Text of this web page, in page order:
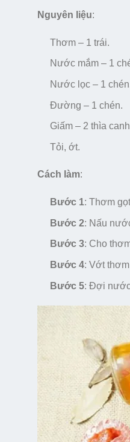
Nguyên liệu:
Thơm – 1 trái.
Nước mắm – 1
Nước lọc – 1
Đường – 1 chén.
Giấm – 2 thìa
Tỏi, ớt.
Cách làm:
Bước 1: Thơm
Bước 2: Nấu
Bước 3: Cho
Bước 4: Vớt
Bước 5: Đợi nước